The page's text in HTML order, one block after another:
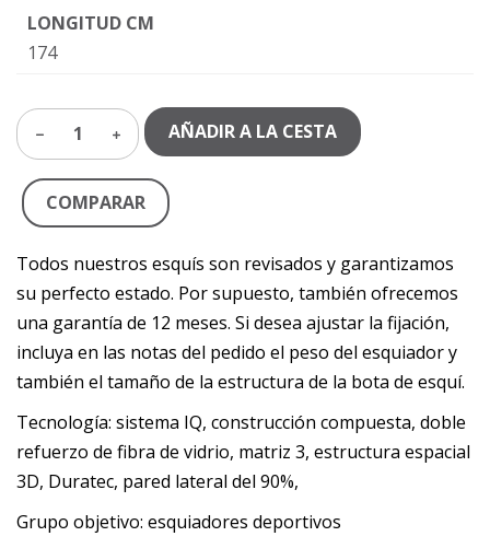
LONGITUD CM
174
1 AÑADIR A LA CESTA
COMPARAR
Todos nuestros esquís son revisados y garantizamos
su perfecto estado. Por supuesto, también ofrecemos
una garantía de 12 meses. Si desea ajustar la fijación,
incluya en las notas del pedido el peso del esquiador y
también el tamaño de la estructura de la bota de esquí.
Tecnología: sistema IQ, construcción compuesta, doble
refuerzo de fibra de vidrio, matriz 3, estructura espacial
3D, Duratec, pared lateral del 90%,
Grupo objetivo: esquiadores deportivos